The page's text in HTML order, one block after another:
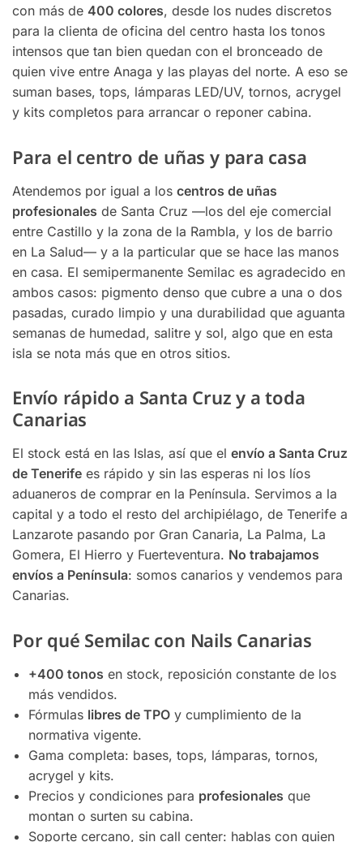
con más de 400 colores, desde los nudes discretos
para la clienta de oficina del centro hasta los tonos
intensos que tan bien quedan con el bronceado de
quien vive entre Anaga y las playas del norte. A eso se
suman bases, tops, lámparas LED/UV, tornos, acrygel
y kits completos para arrancar o reponer cabina.
Para el centro de uñas y para casa
Atendemos por igual a los centros de uñas
profesionales de Santa Cruz —los del eje comercial
entre Castillo y la zona de la Rambla, y los de barrio
en La Salud— y a la particular que se hace las manos
en casa. El semipermanente Semilac es agradecido en
ambos casos: pigmento denso que cubre a una o dos
pasadas, curado limpio y una durabilidad que aguanta
semanas de humedad, salitre y sol, algo que en esta
isla se nota más que en otros sitios.
Envío rápido a Santa Cruz y a toda
Canarias
El stock está en las Islas, así que el envío a Santa Cruz
de Tenerife es rápido y sin las esperas ni los líos
aduaneros de comprar en la Península. Servimos a la
capital y a todo el resto del archipiélago, de Tenerife a
Lanzarote pasando por Gran Canaria, La Palma, La
Gomera, El Hierro y Fuerteventura. No trabajamos
envíos a Península: somos canarios y vendemos para
Canarias.
Por qué Semilac con Nails Canarias
+400 tonos en stock, reposición constante de los
más vendidos.
Fórmulas libres de TPO y cumplimiento de la
normativa vigente.
Gama completa: bases, tops, lámparas, tornos,
acrygel y kits.
Precios y condiciones para profesionales que
montan o surten su cabina.
Soporte cercano, sin call center: hablas con quien